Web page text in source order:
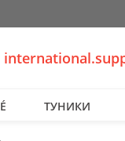
ТУНИКИ